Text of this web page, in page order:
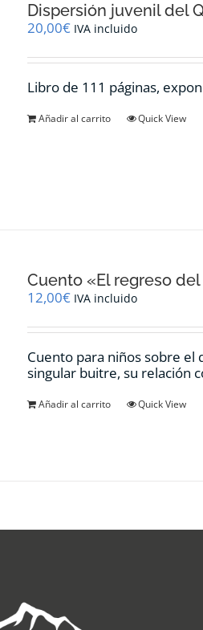
Dispersión juvenil del
20,00€ IVA incluido
Libro de 111 páginas,
Añadir al carrito Quick View
Cuento «El regreso
12,00€ IVA incluido
Cuento para niños sobre el
singular buitre, su relación
Añadir al carrito Quick View